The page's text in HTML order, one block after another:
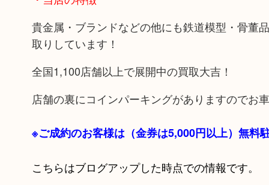
貴金属・ブランドなどの他にも鉄道模型・骨董
取りしています！
全国1,100店舗以上で展開中の買取大吉！
店舗の裏にコインパーキングがありますのでお
※ご成約のお客様は（金券は5,000円以上）無料
こちらはブログアップした時点での情報です。